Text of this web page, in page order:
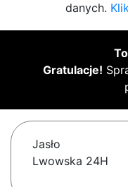
danych.
Gratulacje!
Jasło
Lwowska 24H